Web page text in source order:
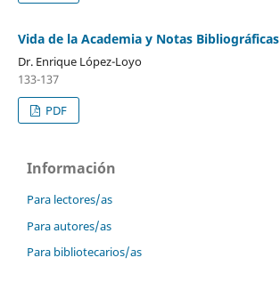
Vida de la Academia y Notas Bibliográficas
Dr. Enrique López-Loyo
133-137
PDF
Información
Para lectores/as
Para autores/as
Para bibliotecarios/as